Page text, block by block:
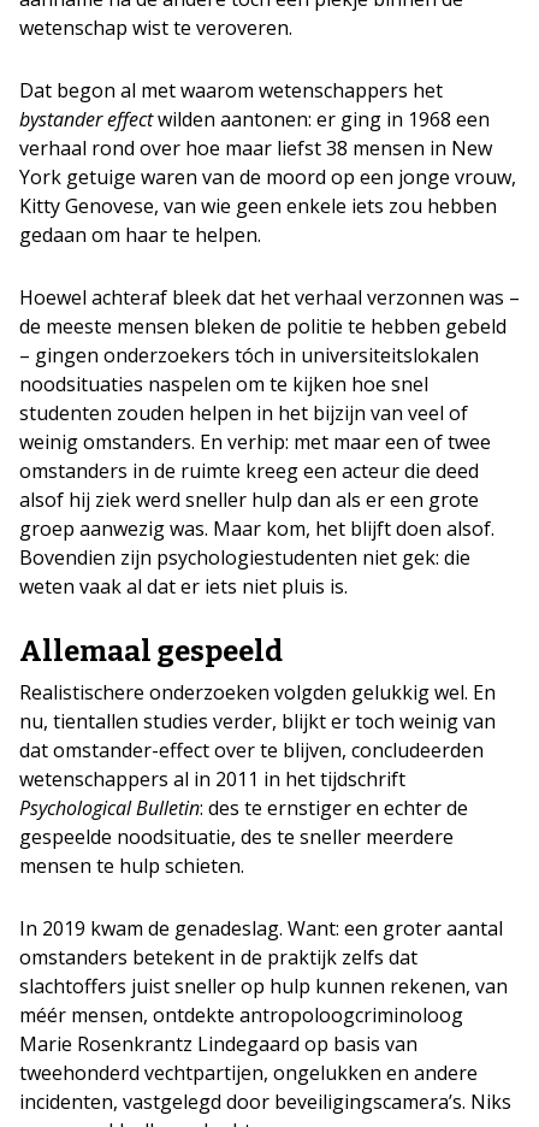
wetenschap wist te veroveren.
Dat begon al met waarom wetenschappers het
bystander effectwilden aantonen: er ging in 1968 een
verhaal rond over hoe maar liefst 38 mensen in New
York getuige waren van de moord op een jonge vrouw,
Kitty Genovese, van wie geen enkele iets zou hebben
gedaan om haar te helpen.
Hoewel achteraf bleek dat het verhaal verzonnen was –
de meeste mensen bleken de politie te hebben gebeld
– gingen onderzoekers tóch in universiteitslokalen
noodsituaties naspelen om te kijken hoe snel
studenten zouden helpen in het bijzijn van veel of
weinig omstanders. En verhip: met maar een of twee
omstanders in de ruimte kreeg een acteur die deed
alsof hij ziek werd sneller hulp dan als er een grote
groep aanwezig was. Maar kom, het blijft doen alsof.
Bovendien zijn psychologiestudenten niet gek: die
weten vaak al dat er iets niet pluis is.
Allemaal gespeeld
Realistischere onderzoeken volgden gelukkig wel. En
nu, tientallen studies verder, blijkt er toch weinig van
dat omstander-effect over te blijven, concludeerden
wetenschappers al in 2011 in het tijdschrift
Psychological Bulletin: des te ernstiger en echter de
gespeelde noodsituatie, des te sneller meerdere
mensen te hulp schieten.
In 2019 kwam de genadeslag. Want: een groter aantal
omstanders betekent in de praktijk zelfs dat
slachtoffers juist sneller op hulp kunnen rekenen, van
méér mensen, ontdekte antropoloogcriminoloog
Marie Rosenkrantz Lindegaard op basis van
tweehonderd vechtpartijen, ongelukken en andere
incidenten, vastgelegd door beveiligingscamera’s. Niks